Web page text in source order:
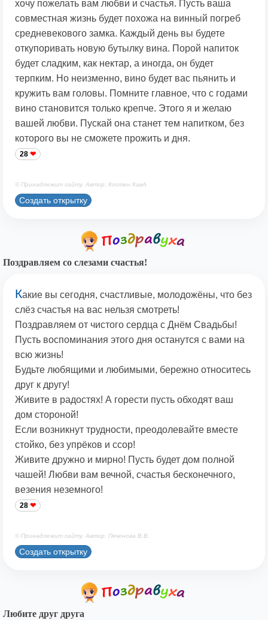
хочу пожелать вам любви и счастья. Пусть ваша
совместная жизнь будет похожа на винный погреб
средневекового замка. Каждый день вы будете
откупоривать новую бутылку вина. Порой напиток
будет сладким, как нектар, а иногда, он будет
терпким. Но неизменно, вино будет вас пьянить и
кружить вам головы. Помните главное, что с годами
вино становится только крепче. Этого я и желаю
вашей любви. Пускай она станет тем напитком, без
которого вы не сможете прожить и дня.
28
© Принадлежит сайту. Автор: Костен КавА
Создать открытку
Поздравляем со слезами счастья!
Какие вы сегодня, счастливые, молодожёны, что без
слёз счастья на вас нельзя смотреть!
Поздравляем от чистого сердца с Днём Свадьбы!
Пусть воспоминания этого дня останутся с вами на
всю жизнь!
Будьте любящими и любимыми, бережно относитесь
друг к другу!
Живите в радостях! А горести пусть обходят ваш
дом стороной!
Если возникнут трудности, преодолевайте вместе
стойко, без упрёков и ссор!
Живите дружно и мирно! Пусть будет дом полной
чашей! Любви вам вечной, счастья бесконечного,
везения неземного!
28
© Принадлежит сайту. Автор: Печенова В.В.
Создать открытку
Любите друг друга